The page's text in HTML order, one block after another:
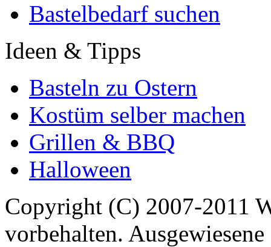
Bastelbedarf suchen
Ideen & Tipps
Basteln zu Ostern
Kostüm selber machen
Grillen & BBQ
Halloween
Copyright (C) 2007-2011
vorbehalten.